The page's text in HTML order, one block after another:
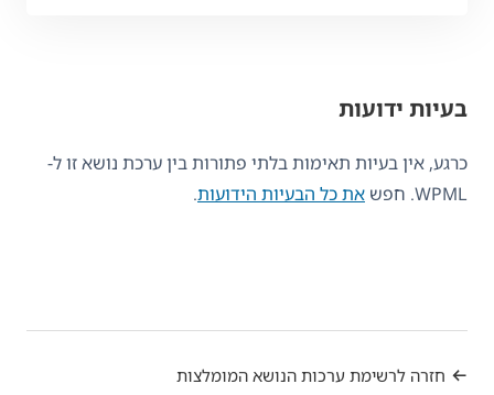
בעיות ידועות
כרגע, אין בעיות תאימות בלתי פתורות בין ערכת נושא זו ל-
WPML. חפש
את כל הבעיות הידועות.
חזרה לרשימת ערכות הנושא המומלצות